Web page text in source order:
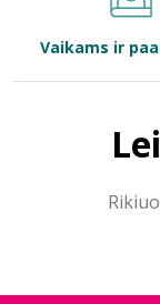
Bibliotekoms
Vaikams ir